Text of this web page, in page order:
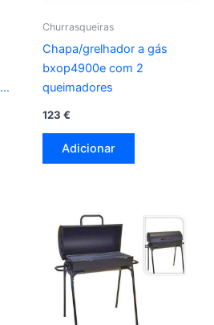
Churrasqueiras
Chapa/grelhador a gás
bxop4900e com 2
queimadores
123 €
Adicionar